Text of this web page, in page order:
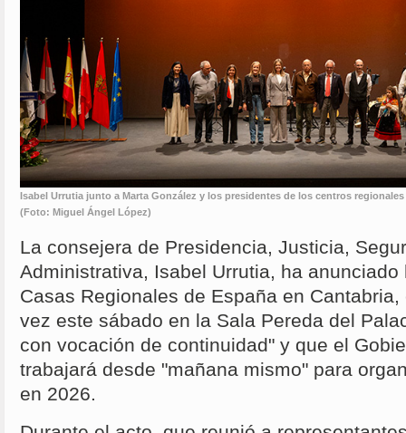
Isabel Urrutia junto a Marta González y los presidentes de los centros
(Foto: Miguel Ángel López)
La consejera de Presidencia, Justicia,
Administrativa, Isabel Urrutia, ha
Casas Regionales de España en
vez este sábado en la Sala Pereda del
con vocación de continuidad" y que el
trabajará desde "mañana mismo" para
en 2026.